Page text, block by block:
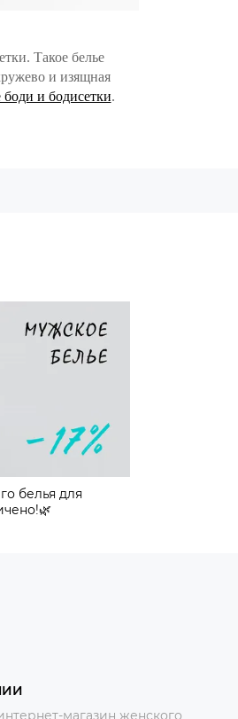
Такое белье
и изящная
боди и бодисетки.
белья для
магазин женского